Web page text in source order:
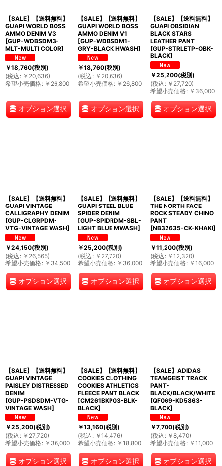
【SALE】【送料無料】
GUAPI WORLD BOSS
AMMO DENIM V3
[GUP-WDBSDM3-
MLT-MULTI COLOR]
￥18,760(税別)
(税込 : ￥ 20,636)
希望小売価格: ￥ 26,800
オプション選択
【SALE】【送料無料】
GUAPI WORLD BOSS
AMMO DENIM V1
[GUP-WDBSDM1-
GRY-BLACK HWASH]
￥18,760(税別)
(税込 : ￥ 20,636)
希望小売価格: ￥ 26,800
オプション選択
【SALE】【送料無料】
GUAPI OBSIDIAN
BLACK STARS
LEATHER PANT
[GUP-STRLETP-OBK-
BLACK]
￥25,200(税別)
(税込 : ￥ 27,720)
希望小売価格: ￥ 36,000
オプション選択
【SALE】【送料無料】
GUAPI VINTAGE
CALLIGRAPHY DENIM
[GUP-CLGRPDM-
VTG-VINTAGE WASH]
￥24,150(税別)
(税込 : ￥ 26,565)
希望小売価格: ￥ 34,500
オプション選択
【SALE】【送料無料】
GUAPI STEEL BLUE
SPIDER DENIM
[GUP-SPIDRDM-SBL-
LIGHT BLUE MWASH]
￥25,200(税別)
(税込 : ￥ 27,720)
希望小売価格: ￥ 36,000
オプション選択
【SALE】【送料無料】
THE NORTH FACE
ROCK STEADY CHINO
PANT
[NB32635-CK-KHAKI]
￥11,200(税別)
(税込 : ￥ 12,320)
希望小売価格: ￥ 16,000
オプション選択
【SALE】【送料無料】
GUAPI VINTAGE
PAISLEY DISTRESSED
DENIM
[GUP-PSDSDM-VTG-
VINTAGE WASH]
￥25,200(税別)
(税込 : ￥ 27,720)
希望小売価格: ￥ 36,000
オプション選択
【SALE】【送料無料】
COOKIES CLOTHING
COOKIES ATHLETICS
FLEECE PANT BLACK
[CM261BKP03-BLK-
BLACK]
￥13,160(税別)
(税込 : ￥ 14,476)
希望小売価格: ￥ 18,800
オプション選択
【SALE】ADIDAS
TEAMGEIST TRACK
PANT-
BLACK/BLACK/WHITE
[QF069-KD5863-
BLACK]
￥7,700(税別)
(税込 : ￥ 8,470)
希望小売価格: ￥ 11,000
オプション選択